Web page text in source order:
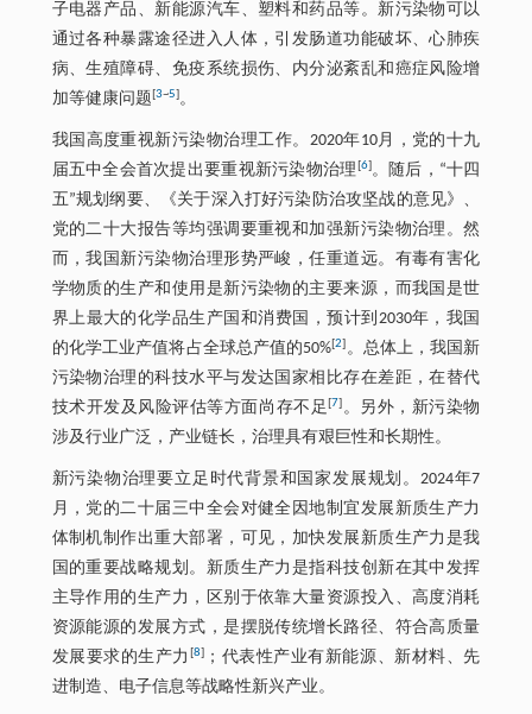
子电器产品、新能源汽车、塑料和药品等。新污染物可以
通过各种暴露途径进入人体，引发肠道功能破坏、心肺疾
病、生殖障碍、免疫系统损伤、内分泌紊乱和癌症风险增
加等健康问题[3~5]。
我国高度重视新污染物治理工作。2020年10月，党的十九
届五中全会首次提出要重视新污染物治理[6]。随后，“十四
五”规划纲要、《关于深入打好污染防治攻坚战的意见》、
党的二十大报告等均强调要重视和加强新污染物治理。然
而，我国新污染物治理形势严峻，任重道远。有毒有害化
学物质的生产和使用是新污染物的主要来源，而我国是世
界上最大的化学品生产国和消费国，预计到2030年，我国
的化学工业产值将占全球总产值的50%[2] 。总体上，我国新
污染物治理的科技水平与发达国家相比存在差距，在替代
技术开发及风险评估等方面尚存不足[7] 。另外，新污染物
涉及行业广泛，产业链长，治理具有艰巨性和长期性。
新污染物治理要立足时代背景和国家发展规划。2024年7
月，党的二十届三中全会对健全因地制宜发展新质生产力
体制机制作出重大部署，可见，加快发展新质生产力是我
国的重要战略规划。新质生产力是指科技创新在其中发挥
主导作用的生产力，区别于依靠大量资源投入、高度消耗
资源能源的发展方式，是摆脱传统增长路径、符合高质量
发展要求的生产力[8]
；代表性产业有新能源、新材料、先
进制造、电子信息等战略性新兴产业。